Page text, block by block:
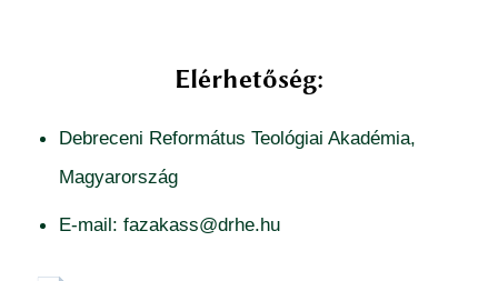
Elérhetőség:
Debreceni Református Teológiai Akadémia,
Magyarország
E-mail: fazakass@drhe.hu